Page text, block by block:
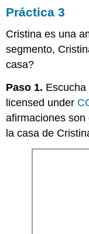
Práctica 3
Cristina es una
segmento,
casa?
Paso 1. Escucha
licensed under
afirmaciones son
la casa de